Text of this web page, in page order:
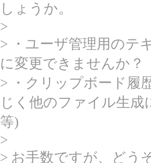
しょうか。
>
> ・ユーザ管理用のテ
に変更できませんか？
> ・クリップボード履
じく他のファイル生
等)
>
> お手数ですが、どう